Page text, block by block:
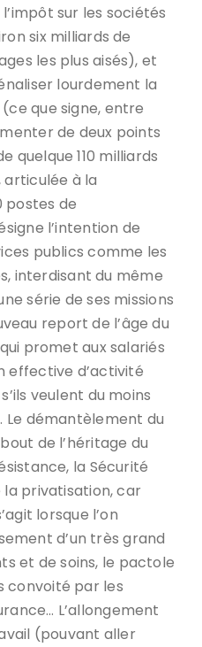
sur les sociétés
six milliards de
les plus aisés), et
lourdement la
que signe, entre
de deux points
quelque 110 milliards
articulée à la
postes de
l’intention de
publics comme les
interdisant du même
série de ses missions
report de l’âge du
promet aux salariés
effective d’activité
veulent du moins
Le démantèlement du
de l’héritage du
la Sécurité
la privatisation, car
lorsque l’on
d’un très grand
et de soins, le pactole
convoité par les
L’allongement
(pouvant aller